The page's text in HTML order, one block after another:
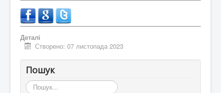
Деталі
Створено: 07 листопада 2023
Пошук
Пошук...